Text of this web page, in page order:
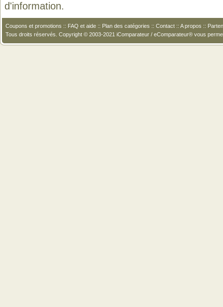
d'information.
Coupons et promotions :: FAQ et aide :: Plan des catégories :: Contact :: A propos ::
Tous droits réservés. Copyright © 2003-2021 iComparateur / eComparateur® vous